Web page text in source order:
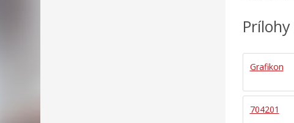
Grafikon
704201